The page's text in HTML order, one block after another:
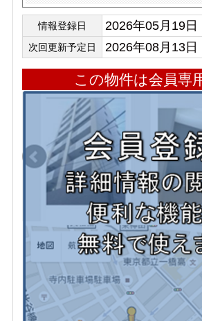
情報登録日 2026年05月19日
次回更新予定日 2026年08月13日
この物件は会員専